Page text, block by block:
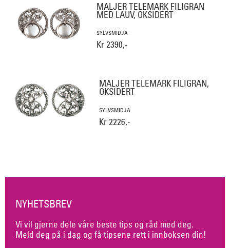
MALJER TELEMARK FILIGRAN
MED LAUV, OKSIDERT
SYLVSMIDJA
Kr 2390,-
MALJER TELEMARK FILIGRAN,
OKSIDERT
SYLVSMIDJA
Kr 2226,-
NYHETSBREV
Vi vil gjerne dele våre beste tips og råd med deg.
Meld deg på i dag og få tipsene rett i innboksen din!